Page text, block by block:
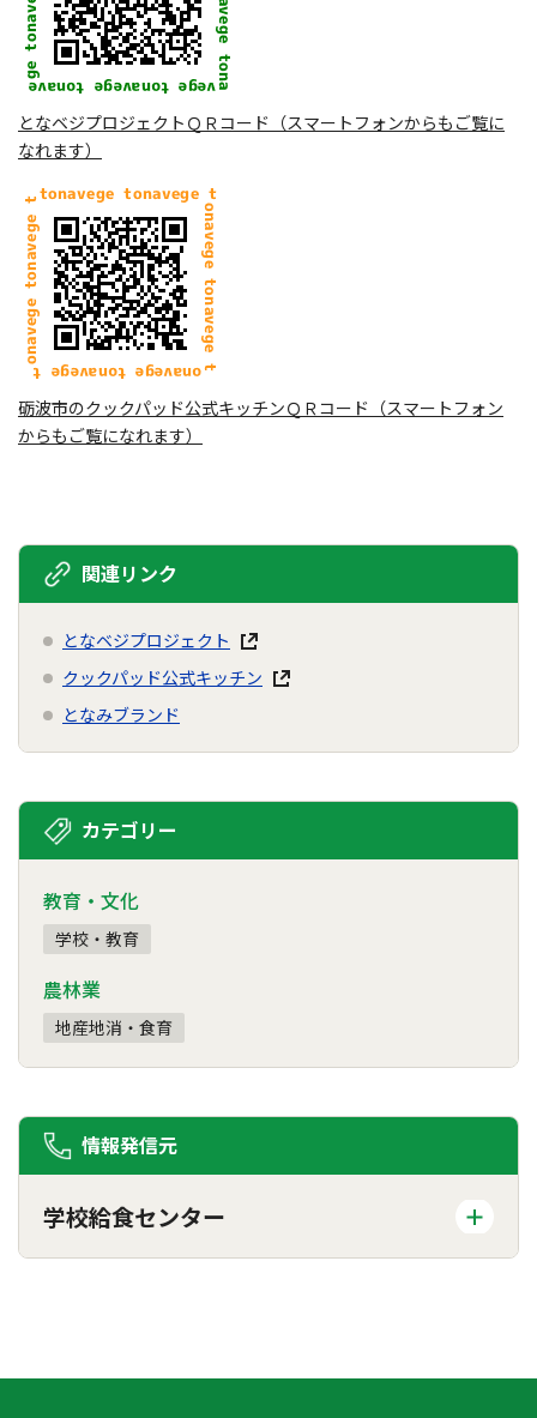
となベジプロジェクトＱＲコード（スマートフォンからもご覧に
なれます）
砺波市のクックパッド公式キッチンＱＲコード（スマートフォン
からもご覧になれます）
関連リンク
となベジプロジェクト
クックパッド公式キッチン
となみブランド
カテゴリー
教育・文化
学校・教育
農林業
地産地消・食育
情報発信元
学校給食センター